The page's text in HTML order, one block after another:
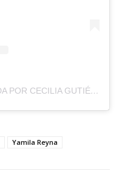
UNA PUBLICACIÓN COMPARTIDA POR CECILIA GUTIÉRREZ (@CECI.GUTIERREZ)
Yamila Reyna